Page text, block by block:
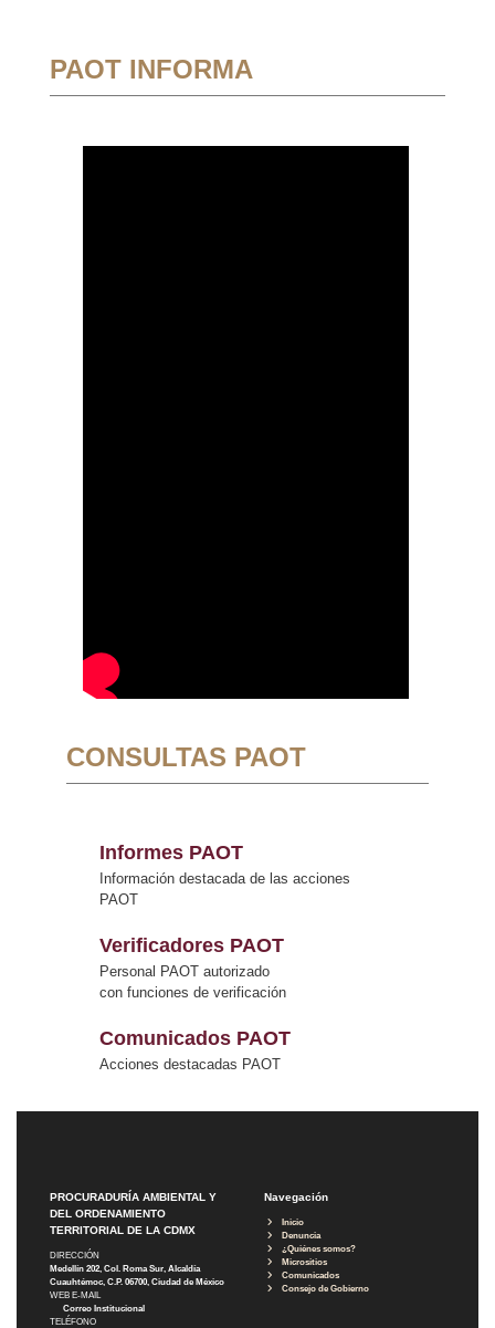
PAOT INFORMA
CONSULTAS PAOT
Informes PAOT
Información destacada de las acciones
PAOT
Verificadores PAOT
Personal PAOT autorizado
con funciones de verificación
Comunicados PAOT
Acciones destacadas PAOT
PROCURADURÍA AMBIENTAL Y
DEL ORDENAMIENTO
TERRITORIAL DE LA CDMX
DIRECCIÓN
Medellín 202, Col. Roma Sur, Alcaldía
Cuauhtémoc, C.P. 06700, Ciudad de México
WEB E-MAIL
Correo Institucional
TELÉFONO
Navegación
Inicio
Denuncia
¿Quiénes somos?
Micrositios
Comunicados
Consejo de Gobierno